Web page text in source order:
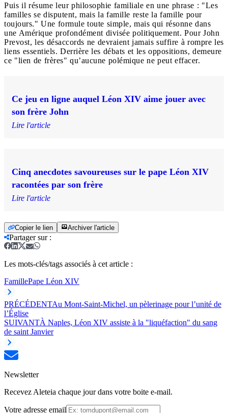
Puis il résume leur philosophie familiale en une phrase : "Les
familles se disputent, mais la famille reste la famille pour
toujours." Une formule toute simple, mais qui résonne dans
une Amérique profondément divisée politiquement. Pour John
Prevost, les désaccords ne devraient jamais suffire à rompre les
liens essentiels. Derrière les débats et les oppositions, demeure
ce "lien de frères" qu’aucune polémique ne peut effacer.
Ce jeu en ligne auquel Léon XIV aime jouer avec
son frère John
Lire l'article
Cinq anecdotes savoureuses sur le pape Léon XIV
racontées par son frère
Lire l'article
Copier le lien Archiver l'article
Partager sur:
Les mots-clés/tags associés à cet article :
FamillePape Léon XIV
PRÉCÉDENTAu Mont-Saint-Michel, un pèlerinage pour l’unité de
l’Église
SUIVANTÀ Naples, Léon XIV assiste à la "liquéfaction" du sang
de saint Janvier
Newsletter
Recevez Aleteia chaque jour dans votre boite e-mail.
Votre adresse email